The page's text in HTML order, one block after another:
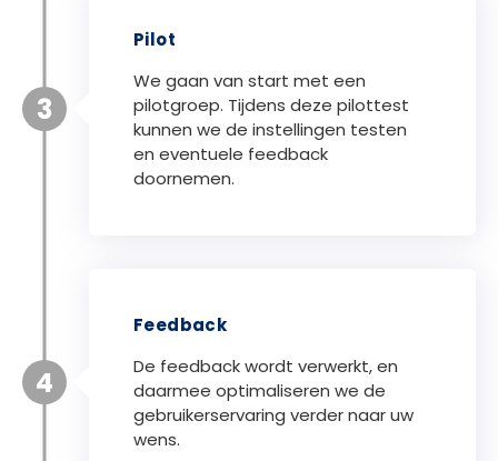
Pilot
We gaan van start met een
pilotgroep. Tijdens deze pilottest
kunnen we de instellingen testen
en eventuele feedback
doornemen.
3
Feedback
De feedback wordt verwerkt, en
daarmee optimaliseren we de
gebruikerservaring verder naar uw
wens.
4